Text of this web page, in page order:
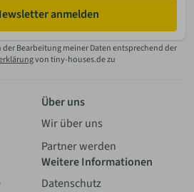
anmelden
Bearbeitung meiner Daten entsprechend der
von tiny-houses.de zu
Über uns
Wir über uns
Partner werden
Weitere Informationen
Datenschutz